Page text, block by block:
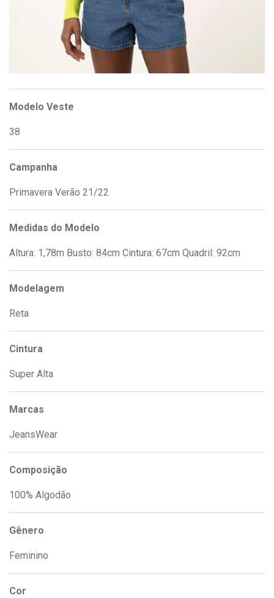
Modelo Veste
38
Campanha
Primavera Verão 21/22
Medidas do Modelo
Altura: 1,78m Busto: 84cm Cintura: 67cm Quadril: 92cm
Modelagem
Reta
Cintura
Super Alta
Marcas
JeansWear
Composição
100% Algodão
Gênero
Feminino
Cor